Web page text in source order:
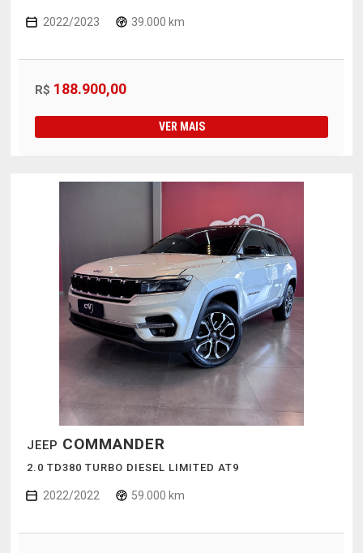
2022/2023 39.000 km
R$ 188.900,00
VER MAIS
JEEP COMMANDER
2.0 TD380 TURBO DIESEL LIMITED AT9
2022/2022 59.000 km